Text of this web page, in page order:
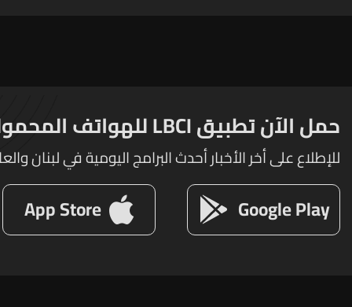
حمل الآن تطبيق LBCI للهواتف المحمولة
للإطلاع على أخر الأخبار أحدث البرامج اليومية في لبنان
Google Play
App Store